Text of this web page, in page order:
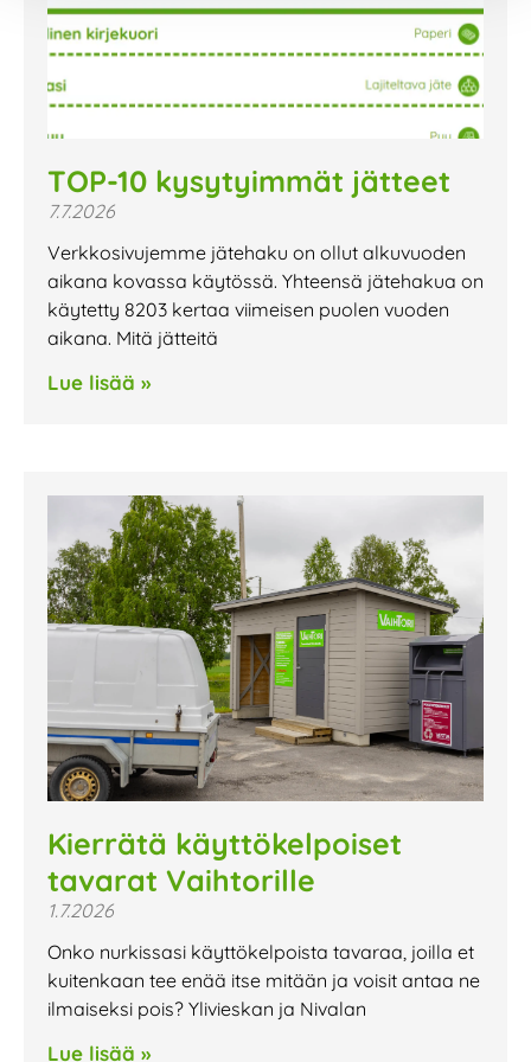
TOP-10 kysytyimmät jätteet
7.7.2026
Verkkosivujemme jätehaku on ollut alkuvuoden
aikana kovassa käytössä. Yhteensä jätehakua on
käytetty 8203 kertaa viimeisen puolen vuoden
aikana. Mitä jätteitä
Lue lisää »
Kierrätä käyttökelpoiset
tavarat Vaihtorille
1.7.2026
Onko nurkissasi käyttökelpoista tavaraa, joilla et
kuitenkaan tee enää itse mitään ja voisit antaa ne
ilmaiseksi pois? Ylivieskan ja Nivalan
Lue lisää »